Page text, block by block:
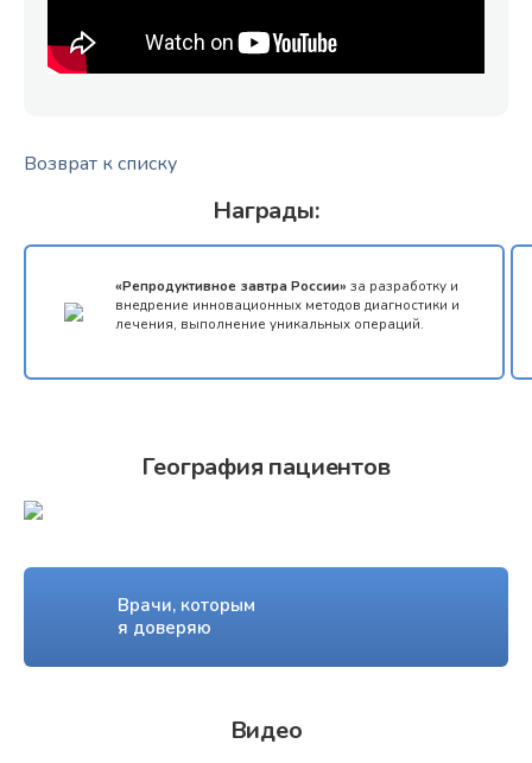
Награды:
«Репродуктивное завтра России» за разработку и
внедрение инновационных методов диагностики и
лечения, выполнение уникальных операций.
География пациентов
Врачи, которым
я доверяю
Видео
Возврат к списку